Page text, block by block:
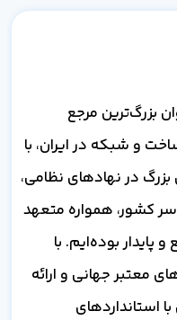
بزرگ‌ترین مرجع
و شبکه در ایران، با
در نهادهای نظامی،
کشور، همواره متعهد
پایدار بوده‌ایم. با
معتبر جهانی و ارائه
استانداردهای